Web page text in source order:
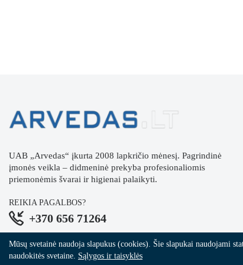
UAB „Arvedas“ įkurta 2008 lapkričio mėnesį. Pagrindinė
įmonės veikla – didmeninė prekyba profesionaliomis
priemonėmis švarai ir higienai palaikyti.
REIKIA PAGALBOS?
+370 656 71264
Mūsų svetainė naudoja slapukus (cookies). Šie slapukai naudojami
naudokitės svetaine. Sąlygos ir taisyklės